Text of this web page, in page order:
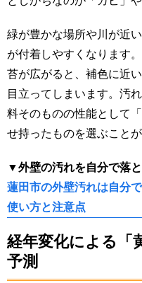
緑が豊かな場所や川が近
が付着しやすくなります
苔が広がると、補色に近
目立ってしまいます。汚
料そのものの性能として
せ持ったものを選ぶことが
▼外壁の汚れを自分で落
蓮田市の外壁汚れは自分
使い方と注意点
経年変化による「
予測